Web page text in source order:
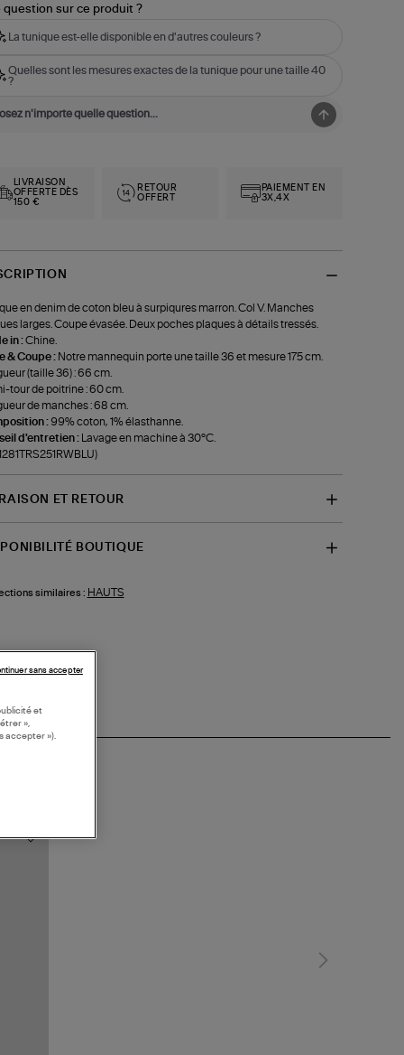
question sur ce produit ?
La tunique est-elle disponible en d'autres couleurs ?
Quelles sont les mesures exactes de la tunique pour une taille 40
?
LIVRAISON
OFFERTE DÈS
150 €
RETOUR
OFFERT
PAIEMENT EN
3X,4X
en denim de coton bleu à surpiqures marron. Col V. Manches
larges. Coupe évasée. Deux poches plaques à détails tressés.
in :Chine.
& Coupe : Notre mannequin porte une taille 36 et mesure 175 cm.
(taille 36) : 66 cm.
tour de poitrine : 60 cm.
de manches : 68 cm.
: 99% coton, 1% élasthanne.
d'entretien :
Lavage en machine à 30°C.
ET RETOUR
BOUTIQUE
similaires : HAUTS
et
»,
accepter »).
sans accepter